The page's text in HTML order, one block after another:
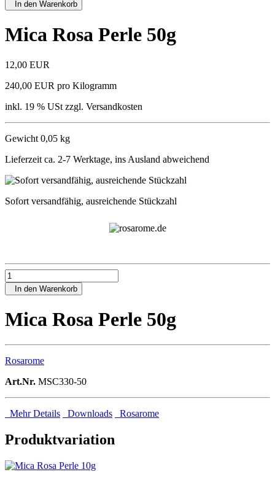
In den Warenkorb
Mica Rosa Perle 50g
12,00 EUR
240,00 EUR pro Kilogramm
inkl. 19 % USt zzgl. Versandkosten
Gewicht 0,05 kg
Lieferzeit ca. 2-7 Werktage, ins Ausland abweichend
Sofort versandfähig, ausreichende Stückzahl
In den Warenkorb
Mica Rosa Perle 50g
Rosarome
Art.Nr. MSC330-50
Mehr Details Downloads Rosarome
Produktvariation